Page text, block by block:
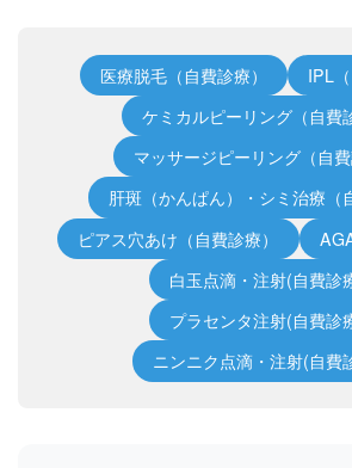
医療脱毛（自費診療）
IPL（
ケミカルピーリング（自費
マッサージピーリング（自費
肝斑（かんぱん）・シミ治療（
ピアス穴あけ（自費診療）
白玉点滴・注射(自費診
プラセンタ注射(自費診
ニンニク点滴・注射(自費